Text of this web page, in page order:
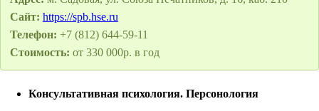
Сайт: https://spb.hse.ru
Телефон: +7 (812) 644-59-11
Стоимость: от 330 000р. в год
Консультативная психология. Персонология